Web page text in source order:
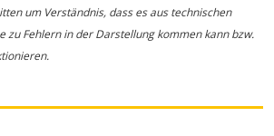
um Verständnis, dass es aus technischen
zu Fehlern in der Darstellung kommen kann bzw.